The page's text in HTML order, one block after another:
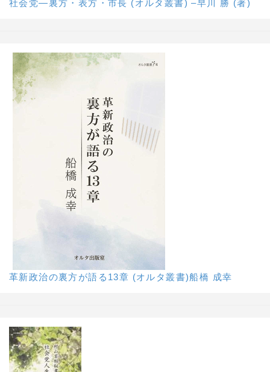
社会党―裏方・表方・市長 (オルタ叢書) –早川 勝 (著)
革新政治の裏方が語る13章 (オルタ叢書)船橋 成幸